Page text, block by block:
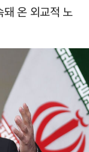
온 외교적 노